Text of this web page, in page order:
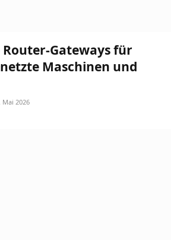
Gateways für
Maschinen und
Mai 2026